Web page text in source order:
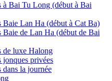
à Bai Tu Long (début à Bai
Baie Lan Ha (début à Cat Ba)
Baie de Lan Ha (début de Bai
de luxe Halong
jonques privées
dans la journée